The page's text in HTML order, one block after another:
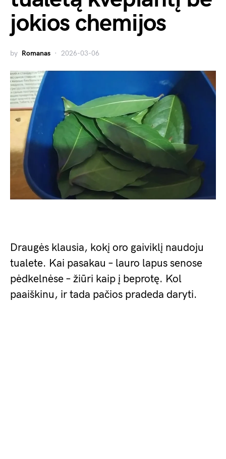
jokios chemijos
by Romanas 2026-03-06
Draugės klausia, kokį oro gaiviklį naudoju
tualete. Kai pasakau – lauro lapus senose
pėdkelnėse – žiūri kaip į beprotę. Kol
paaiškinu, ir tada pačios pradeda daryti.